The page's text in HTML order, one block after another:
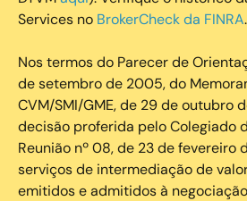
Services no BrokerCheck da FINRA.
Nos termos do Parecer de
de setembro de 2005, do
CVM/SMI/GME, de 29 de outubro
decisão proferida pelo Colegiado
Reunião nº 08, de 23 de fevereiro
serviços de intermediação de
emitidos e admitidos à